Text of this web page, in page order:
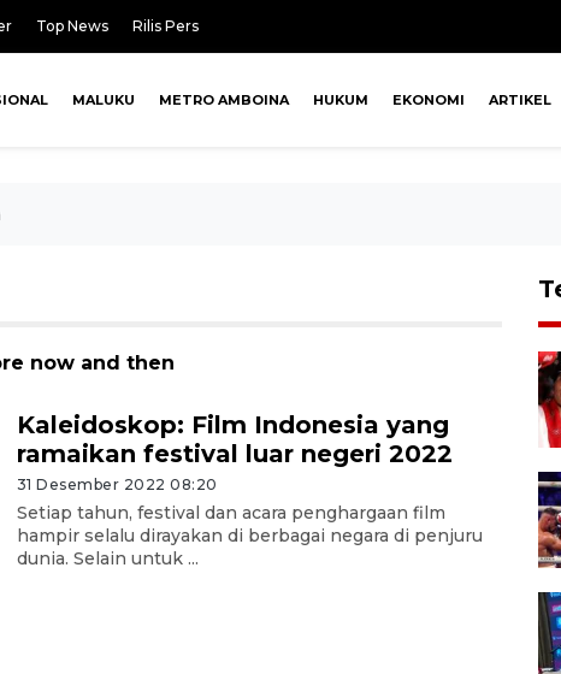
Top News Rilis Pers
MALUKU METRO AMBOINA HUKUM EKONOMI ARTIKEL
now and then
Kaleidoskop: Film Indonesia yang
ramaikan festival luar negeri 2022
31 Desember 2022 08:20
Setiap tahun, festival dan acara penghargaan film
hampir selalu dirayakan di berbagai negara di penjuru
dunia. Selain untuk ...